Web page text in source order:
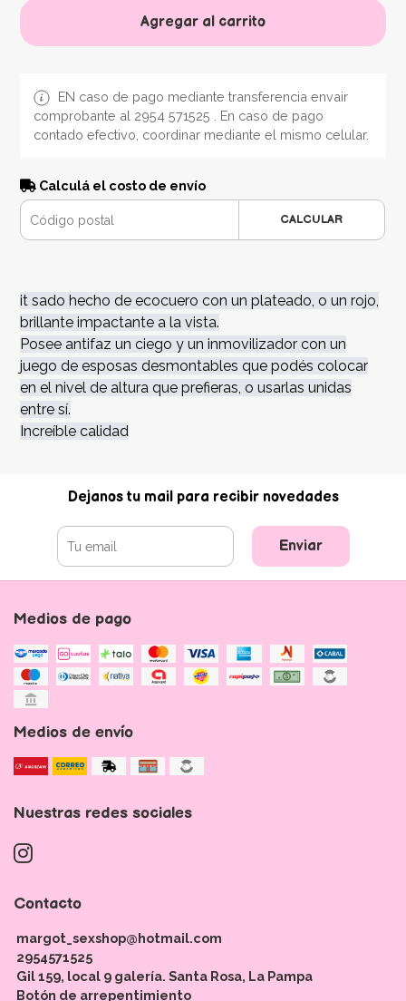
Agregar al carrito
EN caso de pago mediante transferencia envair
comprobante al 2954 571525 . En caso de pago
contado efectivo, coordinar mediante el mismo celular.
Calculá el costo de envío
CALCULAR
it sado hecho de ecocuero con un plateado, o un rojo,
brillante impactante a la vista.
Posee antifaz un ciego y un inmovilizador con un
juego de esposas desmontables que podés colocar
en el nivel de altura que prefieras, o usarlas unidas
entre sí.
Increíble calidad
Dejanos tu mail para recibir novedades
Enviar
Medios de pago
Medios de envío
Nuestras redes sociales
Contacto
margot_sexshop@hotmail.com
2954571525
Gil 159, local 9 galería. Santa Rosa, La Pampa
Botón de arrepentimiento